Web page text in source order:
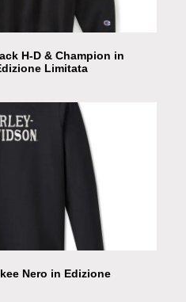
H-D & Champion in
Limitata
Nero in Edizione